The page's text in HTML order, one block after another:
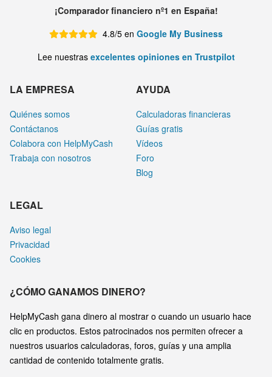
¡Comparador financiero nº1 en España!
4.8/5 en Google My Business
Lee nuestras excelentes opiniones en Trustpilot
LA EMPRESA
Quiénes somos
Contáctanos
Colabora con HelpMyCash
Trabaja con nosotros
AYUDA
Calculadoras financieras
Guías gratis
Vídeos
Foro
Blog
LEGAL
Aviso legal
Privacidad
Cookies
¿CÓMO GANAMOS DINERO?
HelpMyCash gana dinero al mostrar o cuando un usuario hace
clic en productos. Estos patrocinados nos permiten ofrecer a
nuestros usuarios calculadoras, foros, guías y una amplia
cantidad de contenido totalmente gratis.